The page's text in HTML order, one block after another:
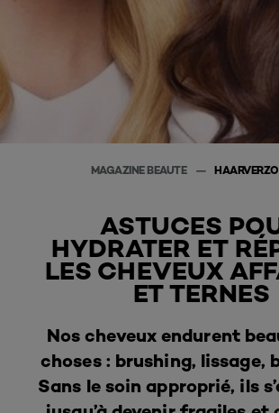
MAGAZINE BEAUTE
ASTUCES
HYDRATER ET
LES CHEVEUX
ET TERNES
Nos cheveux endurent
choses : brushing, lissage,
Sans le soin approprié, ils